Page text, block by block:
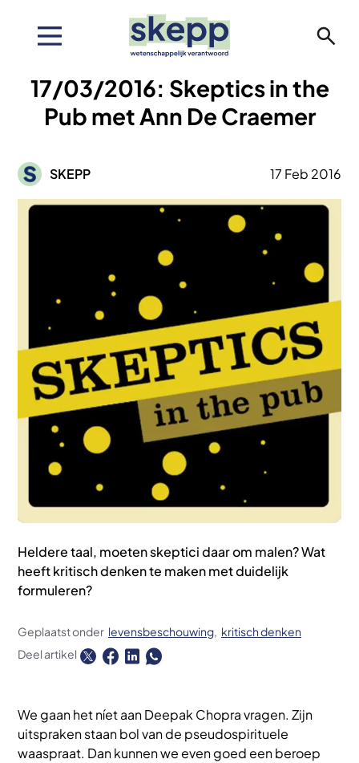
inhoud17/03/2016: Skeptics in the
Pub met Ann De Craemer
Afbeelding
SKEPP 17 Feb 2016
Afbeelding
Heldere taal, moeten skeptici daar om malen? Wat
heeft kritisch denken te maken met duidelijk
formuleren?
Geplaatst onder levensbeschouwing kritisch denken
Deel artikel
We gaan het níet aan Deepak Chopra vragen. Zijn
uitspraken staan bol van de pseudospirituele
waaspraat. Dan kunnen we even goed een beroep